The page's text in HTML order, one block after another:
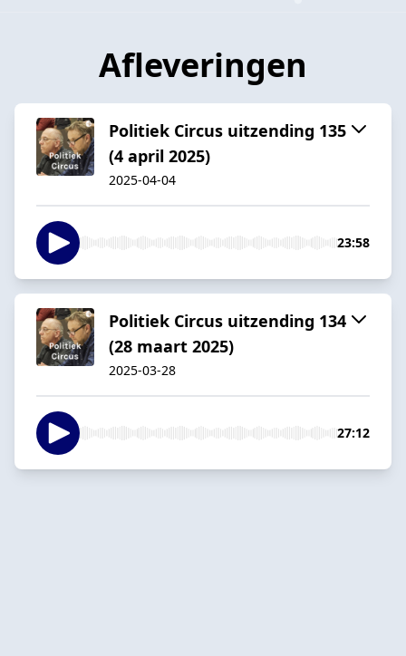
Afleveringen
Politiek Circus uitzending 135
(4 april 2025)
2025-04-04
23:58
Politiek Circus uitzending 134
(28 maart 2025)
2025-03-28
27:12